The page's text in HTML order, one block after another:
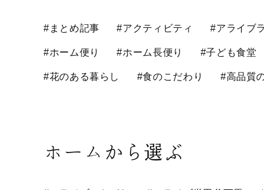
#まとめ記事 #アクティビティ #アライブ
#ホーム便り #ホーム長便り #子ども食堂
#花のある暮らし #食のこだわり #高品質
ホームから選ぶ